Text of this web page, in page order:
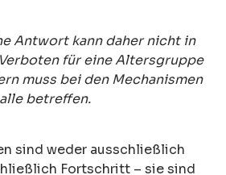
Antwort kann daher nicht in
für eine Altersgruppe
muss bei den Mechanismen
betreffen.
sind weder ausschließlich
Fortschritt – sie sind